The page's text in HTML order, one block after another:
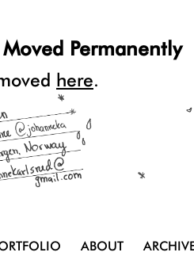
Moved Permanently
here.
ABOUT